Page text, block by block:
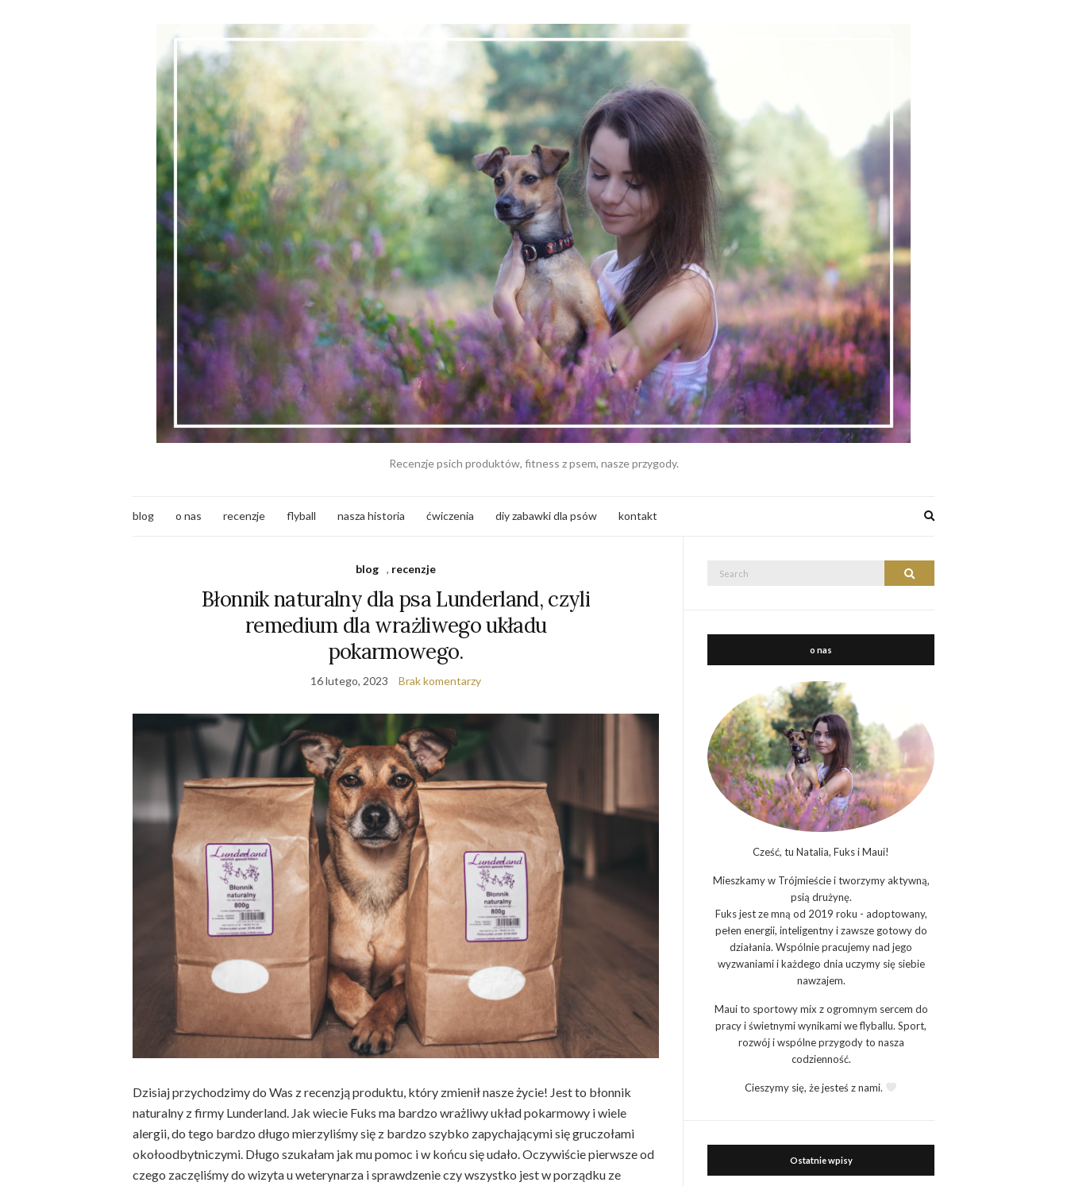
Recenzje psich produktów, fitness z psem, nasze przygody.
blog o nas recenzje flyball nasza historia ćwiczenia diy zabawki dla psów kontakt
blog , recenzje
Błonnik naturalny dla psa Lunderland, czyli
remedium dla wrażliwego układu
pokarmowego.
16 lutego, 2023 Brak komentarzy
Dzisiaj przychodzimy do Was z recenzją produktu, który zmienił nasze życie! Jest to błonnik
naturalny z firmy Lunderland. Jak wiecie Fuks ma bardzo wrażliwy układ pokarmowy i wiele
alergii, do tego bardzo długo mierzyliśmy się z bardzo szybko zapychającymi się gruczołami
okołoodbytniczymi. Długo szukałam jak mu pomoc i w końcu się udało. Oczywiście pierwsze od
czego zaczęliśmy do wizyta u weterynarza i sprawdzenie czy wszystko jest w porządku ze
Search
o nas
Cześć, tu Natalia, Fuks i Maui!
Mieszkamy w Trójmieście i tworzymy aktywną,
psią drużynę.
Fuks jest ze mną od 2019 roku - adoptowany,
pełen energii, inteligentny i zawsze gotowy do
działania. Wspólnie pracujemy nad jego
wyzwaniami i każdego dnia uczymy się siebie
nawzajem.
Maui to sportowy mix z ogromnym sercem do
pracy i świetnymi wynikami we flyballu. Sport,
rozwój i wspólne przygody to nasza
codzienność.
Cieszymy się, że jesteś z nami.
Ostatnie wpisy